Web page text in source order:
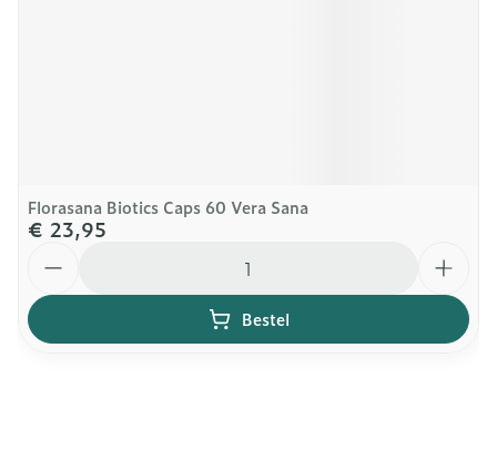
Florasana Biotics Caps 60 Vera Sana
€ 23,95
Bestel